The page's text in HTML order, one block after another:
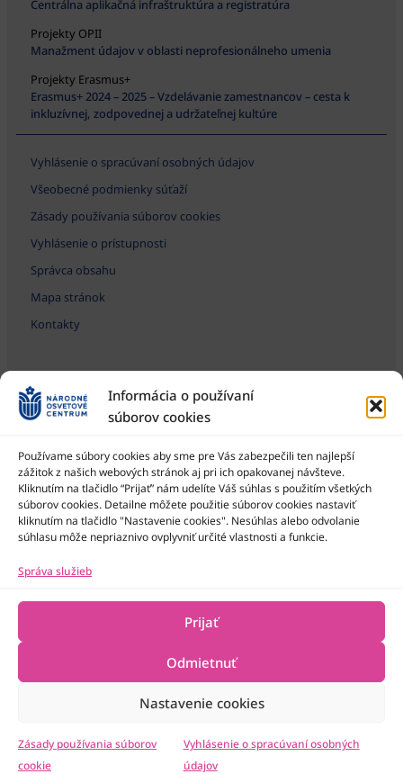
Informácia o používaní
súborov cookies
Používame súbory cookies aby sme pre Vás zabezpečili ten najlepší
zážitok z našich webových stránok aj pri ich opakovanej návšteve.
Kliknutím na tlačidlo “Prijať” nám udelíte Váš súhlas s použitím všetkých
súborov cookies. Detailne môžete použitie súborov cookies nastaviť
kliknutím na tlačidlo "Nastavenie cookies". Nesúhlas alebo odvolanie
súhlasu môže nepriaznivo ovplyvniť určité vlastnosti a funkcie.
Správa služieb
Prijať
Odmietnuť
Nastavenie cookies
Zásady používania súborov
cookie
Vyhlásenie o spracúvaní osobných
údajov
Centrálna aplikačná infraštruktúra a registratúra
Projekty OPII
Manažment údajov v oblasti neprofesionálneho umenia
Projekty Erasmus+
Erasmus+ 2024 – 2025 – Vzdelávanie zamestnancov – cesta k
inkluzívnej, zodpovednej a udržateľnej kultúre
Vyhlásenie o spracúvaní osobných údajov
Všeobecné podmienky súťaží
Zásady používania súborov cookies
Vyhlásenie o prístupnosti
Správca obsahu
Mapa stránok
Kontakty
Národné osvetové centrum je štátna príspevková organizácia
Ministerstva kultúry SR
2022-2026 © Národné osvetové centrumVšetky práva vyhradené